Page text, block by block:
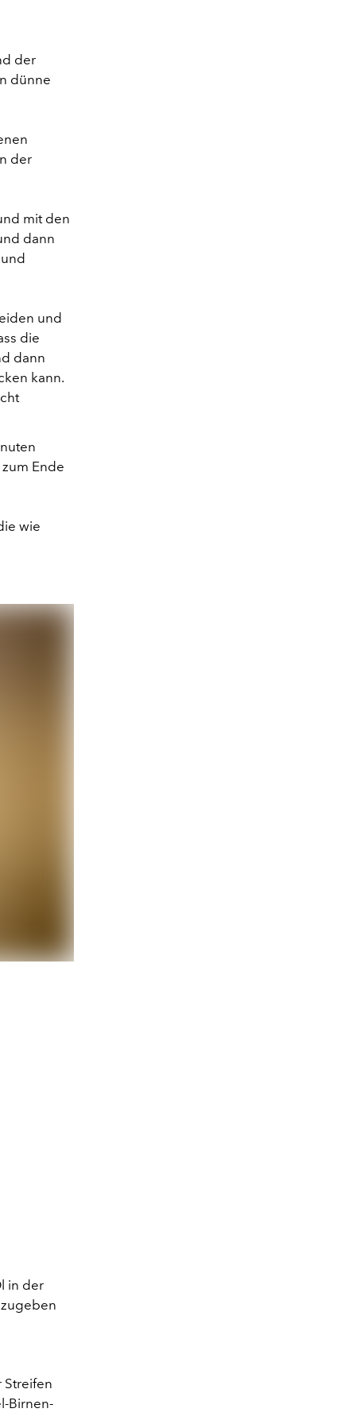
der
dünne
der
mit den
dann
und
die
dann
kann.
Ende
wie
in der
Streifen
Birnen-